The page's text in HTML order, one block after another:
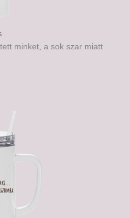
minket, a sok szar miatt